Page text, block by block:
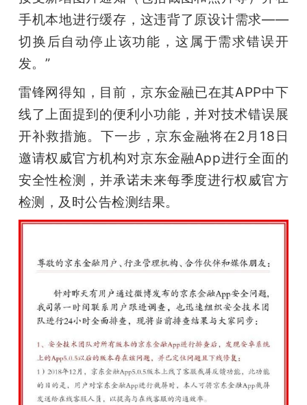
手机本地进行缓存，这违背了原设计需求——
切换后自动停止该功能，这属于需求错误开
发。”
雷锋网得知，目前，京东金融已在其APP中下
线了上面提到的便利小功能，并对技术错误展
开补救措施。下一步，京东金融将在2月18日
邀请权威官方机构对京东金融App进行全面的
安全性检测，并承诺未来每季度进行权威官方
检测，及时公告检测结果。